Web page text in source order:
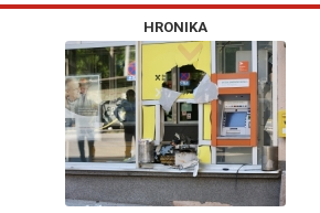
HRONIKA